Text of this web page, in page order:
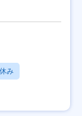
み